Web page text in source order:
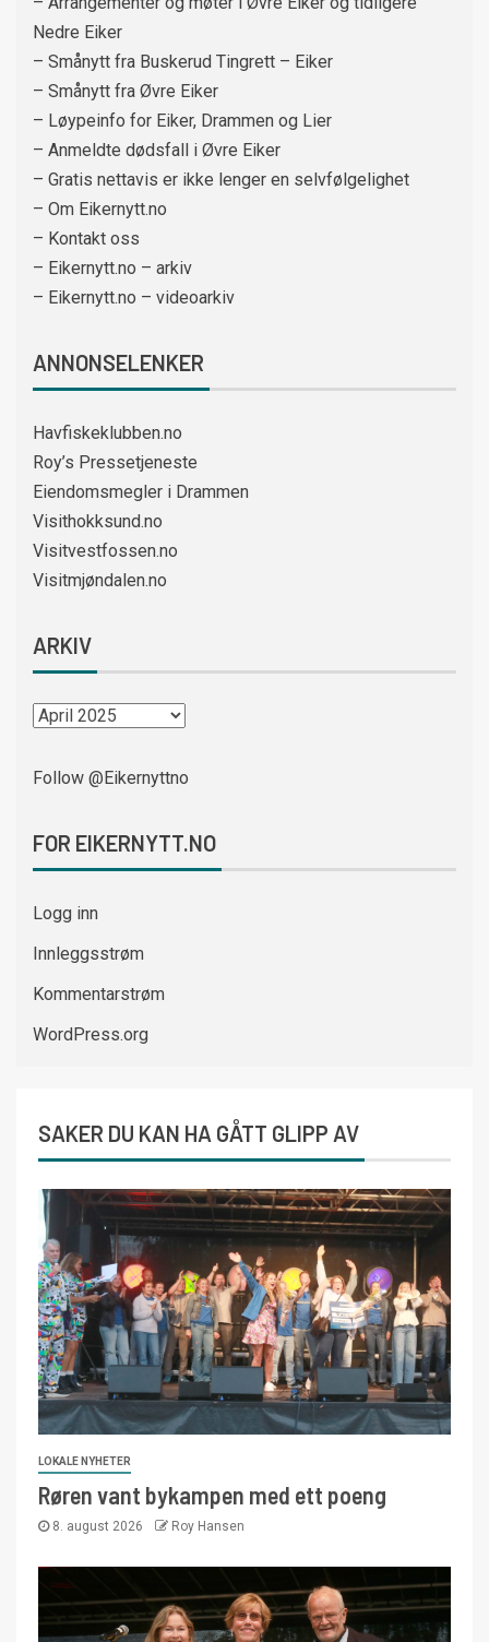
Nedre Eiker
– Smånytt fra Buskerud Tingrett – Eiker
– Smånytt fra Øvre Eiker
– Løypeinfo for Eiker, Drammen og Lier
– Anmeldte dødsfall i Øvre Eiker
– Gratis nettavis er ikke lenger en selvfølgelighet
– Om Eikernytt.no
– Kontakt oss
– Eikernytt.no – arkiv
– Eikernytt.no – videoarkiv
ANNONSELENKER
Havfiskeklubben.no
Roy’s Pressetjeneste
Eiendomsmegler i Drammen
Visithokksund.no
Visitvestfossen.no
Visitmjøndalen.no
ARKIV
Follow @Eikernyttno
FOR EIKERNYTT.NO
Logg inn
Innleggsstrøm
Kommentarstrøm
WordPress.org
SAKER DU KAN HA GÅTT GLIPP AV
LOKALE NYHETER
Røren vant bykampen med ett poeng
8. august 2026 Roy Hansen